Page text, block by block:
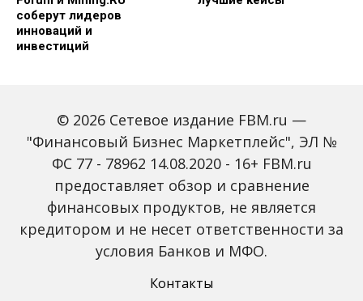
соберут лидеров
инноваций и
инвестиций
Global Tech Forum: как
ИИ меняет бизнес и
открывает новые
4.0 меняет правила
игры в медиаиндустрии
© 2026 Сетевое издание FBM.ru —
"Финансовый Бизнес Маркетплейс", ЭЛ №
ФС 77 - 78962 14.08.2020 - 16+ FBM.ru
предоставляет обзор и сравнение
финансовых продуктов, не является
кредитором и не несет ответственности за
условия Банков и МФО.
Контакты